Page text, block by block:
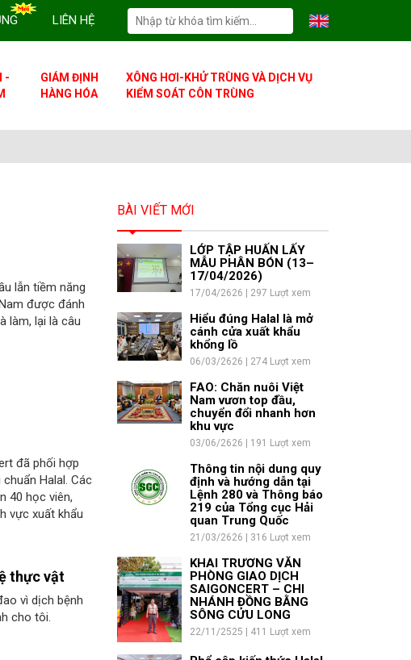
LIÊN HỆ
-
GIÁM ĐỊNH
HÀNG HÓA
XÔNG HƠI-KHỬ TRÙNG VÀ DỊCH VỤ
KIỂM SOÁT CÔN TRÙNG
lẫn tiềm năng
được đánh
làm, lại là câu
đã phối hợp
Halal. Các
40 học viên,
vực xuất khẩu
thực vật
vì dịch bệnh
cho tôi.
BÀI VIẾT MỚI
LỚP TẬP HUẤN LẤY
MẪU PHÂN BÓN (13–
17/04/2026)
17/04/2626 | 297 Lượt xem
Hiểu đúng Halal là mở
cánh cửa xuất khẩu
khổng lồ
06/03/2626 | 274 Lượt xem
FAO: Chăn nuôi Việt
Nam vươn top đầu,
chuyển đổi nhanh hơn
khu vực
03/06/2626 | 191 Lượt xem
Thông tin nội dung quy
định và hướng dẫn tại
Lệnh 280 và Thông báo
219 của Tổng cục Hải
quan Trung Quốc
21/03/2626 | 316 Lượt xem
KHAI TRƯƠNG VĂN
PHÒNG GIAO DỊCH
SAIGONCERT – CHI
NHÁNH ĐỒNG BẰNG
SÔNG CỬU LONG
22/11/2525 | 411 Lượt xem